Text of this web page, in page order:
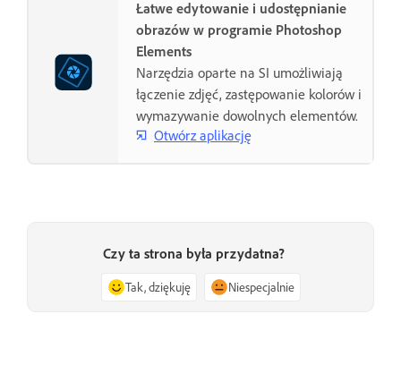
Łatwe edytowanie i udostępnianie
obrazów w programie Photoshop
Elements
Narzędzia oparte na SI umożliwiają
łączenie zdjęć, zastępowanie kolorów i
wymazywanie dowolnych elementów.
Otwórz aplikację
Czy ta strona była przydatna?
Tak, dziękuję Niespecjalnie